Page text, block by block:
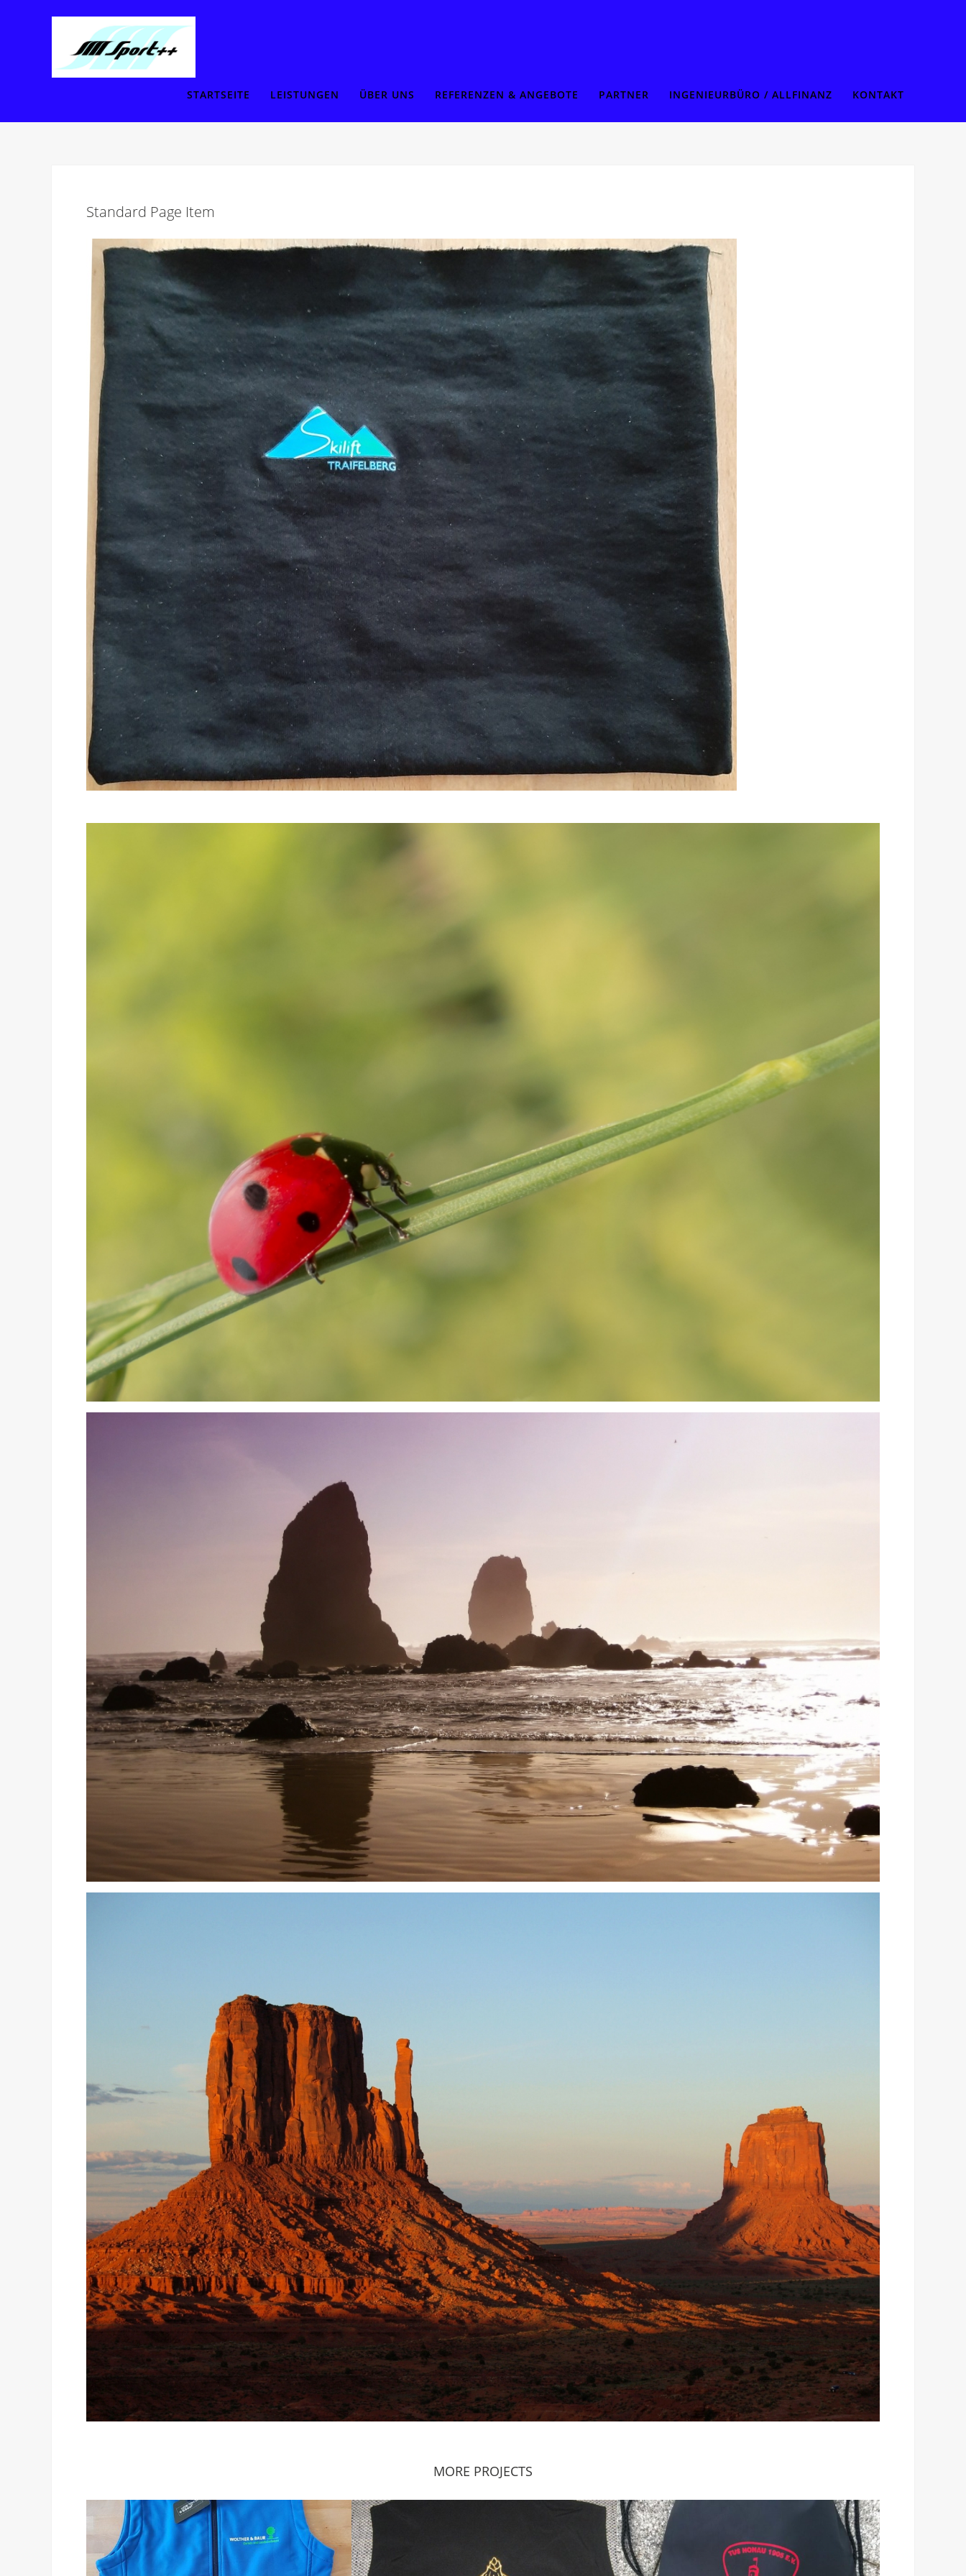
STARTSEITE LEISTUNGEN ÜBER UNS REFERENZEN & ANGEBOTE PARTNER INGENIEURBÜRO / ALLFINANZ KONTAKT
Standard Page Item
MORE PROJECTS